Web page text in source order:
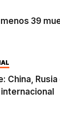
39
China, Rusia